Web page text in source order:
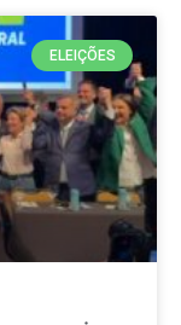
ELEIÇÕES